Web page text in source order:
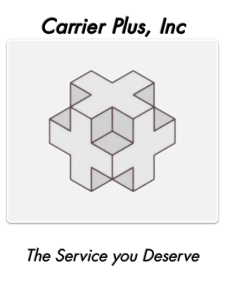
Carrier Plus, Inc
The Service you Deserve